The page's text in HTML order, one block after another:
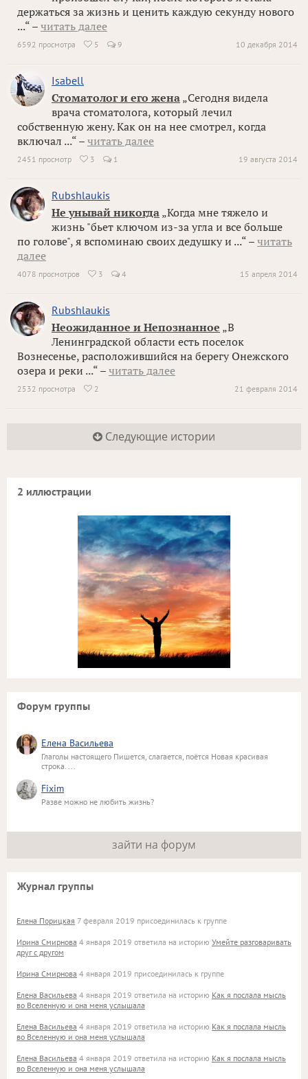
держаться за жизнь и ценить каждую секунду нового
...“ – читать далее
10 декабря 2014
6592 просмотра  5 9
Isabell
Стоматолог и его жена „Сегодня видела
врача стоматолога, который лечил
собственную жену. Как он на нее смотрел, когда
включал ...“ – читать далее
19 августа 2014
2451 просмотр  3 1
Rubshlaukis
Не унывай никогда „Когда мне тяжело и
жизнь "бьет ключом из-за угла и все больше
по голове", я вспоминаю своих дедушку и ...“ – читать
далее
15 апреля 2014
4078 просмотров  3 4
Rubshlaukis
Неожиданное и Непознанное „В
Ленинградской области есть поселок
Вознесенье, расположившийся на берегу Онежского
озера и реки ...“ – читать далее
21 февраля 2014
2532 просмотра  2
Следующие истории
2 иллюстрации
Форум группы
Елена Васильева
Глаголы настоящего Пишется, слагается, поётся Новая красивая
строка. ...
Fixim
Разве можно не любить жизнь?
зайти на форум
Журнал группы
Елена Порицкая 7 февраля 2019 присоединилась к группе
Ирина Смирнова 4 января 2019 ответила на историю Умейте разговаривать
друг с другом
Ирина Смирнова 4 января 2019 присоединилась к группе
Елена Васильева 4 января 2019 ответила на историю Как я послала мысль
во Вселенную и она меня услышала
Елена Васильева 4 января 2019 ответила на историю Как я послала мысль
во Вселенную и она меня услышала
Елена Васильева 4 января 2019 ответила на историю Как я послала мысль
во Вселенную и она меня услышала